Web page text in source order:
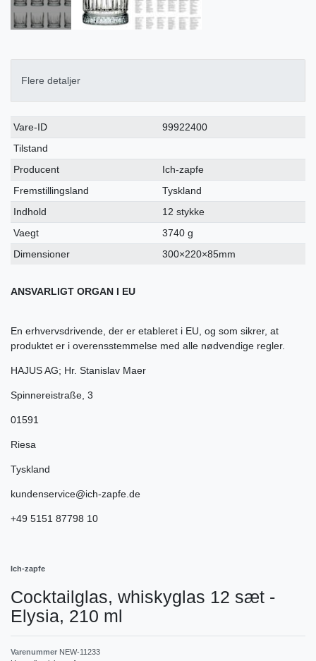
Flere detaljer
Ceres::Template.singleItemTechnicalDataAttribute
Ceres::Template.singleItemTechnicalDataValue
Vare-ID
99922400
Tilstand
Producent
Ich-zapfe
Fremstillingsland
Tyskland
Indhold
12 stykke
Vaegt
3740 g
Dimensioner
300×220×85mm
ANSVARLIGT ORGAN I EU
En erhvervsdrivende, der er etableret i EU, og som sikrer, at
produktet er i overensstemmelse med alle nødvendige regler.
HAJUS AG; Hr. Stanislav Maer
Spinnereistraße 3
01591
Riesa
Tyskland
kundenservice@ich-zapfe.de
+49 5151 87798 10
Ich-zapfe
Cocktailglas, whiskyglas 12 sæt -
Elysia, 210 ml
Varenummer NEW-11233